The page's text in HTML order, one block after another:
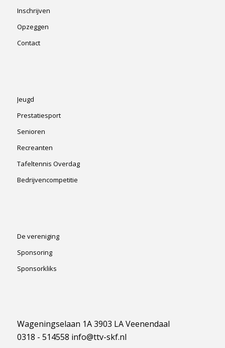
Inschrijven
Opzeggen
Contact
Jeugd
Prestatiesport
Senioren
Recreanten
Tafeltennis Overdag
Bedrijvencompetitie
De vereniging
Sponsoring
Sponsorkliks
Wageningselaan 1A 3903 LA Veenendaal
0318 - 514558 info@ttv-skf.nl